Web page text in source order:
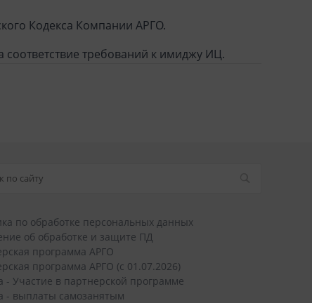
Кодекса Компании АРГО.
требований к имиджу ИЦ.
по обработке персональных данных
об обработке и защите ПД
программа АРГО
программа АРГО (с 01.07.2026)
- Участие в партнерской программе
- выплаты самозанятым